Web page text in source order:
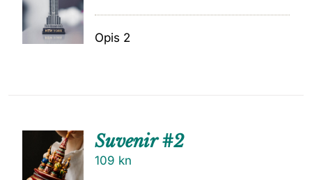
Opis 2
DODAJ
U
KOŠARI
Suvenir #2
109 kn